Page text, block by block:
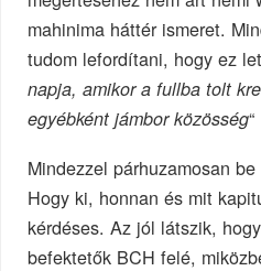
mahinima háttér ismeret.
tudom lefordítani, hogy ez
napja, amikor a fullba tolt
egyébként jámbor közösség“
Mindezzel párhuzamosan
Hogy ki, honnan és mit
kérdéses. Az jól látszik,
befektetők BCH felé,